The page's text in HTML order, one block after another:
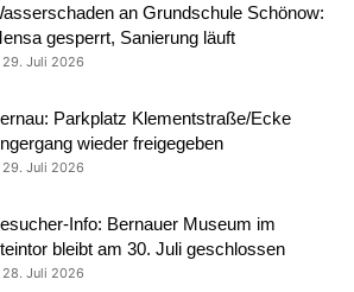
an Grundschule Schönow:
gesperrt, Sanierung läuft
29. Juli 2026
Parkplatz Klementstraße/Ecke
wieder freigegeben
29. Juli 2026
Info: Bernauer Museum im
bleibt am 30. Juli geschlossen
28. Juli 2026